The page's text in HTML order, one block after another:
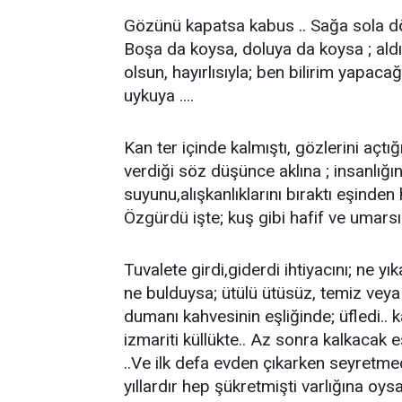
Gözünü kapatsa kabus .. Sağa sola
Boşa da koysa, doluya da koysa ;
olsun, hayırlısıyla; ben bilirim
uykuya ....
Kan ter içinde kalmıştı, gözlerini
verdiği söz düşünce aklına ;
suyunu,alışkanlıklarını bıraktı
Özgürdü işte; kuş gibi hafif ve
Tuvalete girdi,giderdi ihtiyacını; ne
ne bulduysa; ütülü ütüsüz, temiz
dumanı kahvesinin eşliğinde; üfledi..
izmariti küllükte.. Az sonra kalkacak
..Ve ilk defa evden çıkarken
yıllardır hep şükretmişti varlığına